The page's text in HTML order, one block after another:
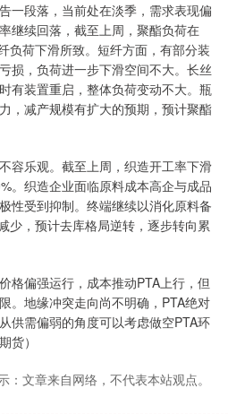
一段落，当前处在淡季，需求表现偏
继续回落，截至上周，聚酯负荷在
负荷下滑所致。短纤方面，有部分装
损，负荷进一步下滑空间不大。长丝
有装置重启，整体负荷变动不大。瓶
，减产规模有扩大的预期，预计聚酯
乐观。截至上周，织造开工率下滑
。织造企业面临原料成本高企与成品
性受到抑制。终端继续以消化原料备
少，预计去库格局逆转，逐步转向累
偏强运行，成本推动PTA上行，但
。地缘冲突走向尚不明确，PTA绝对
供需偏弱的角度可以考虑做空PTA环
货）
：文章来自网络，不代表本站观点。